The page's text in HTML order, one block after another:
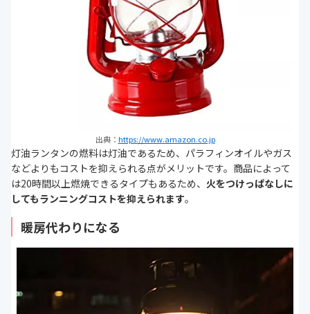
出典： https://www.amazon.co.jp
灯油ランタンの燃料は灯油であるため、パラフィンオイルやガス
などよりもコストを抑えられる点がメリットです。商品によって
は20時間以上燃焼できるタイプもあるため、 火をつけっぱなしに
してもランニングコストを抑えられます。
暖房代わりになる